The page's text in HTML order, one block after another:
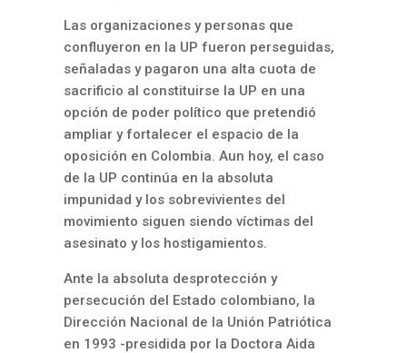
Las organizaciones y personas que
confluyeron en la UP fueron perseguidas,
señaladas y pagaron una alta cuota de
sacrificio al constituirse la UP en una
opción de poder político que pretendió
ampliar y fortalecer el espacio de la
oposición en Colombia. Aun hoy, el caso
de la UP continúa en la absoluta
impunidad y los sobrevivientes del
movimiento siguen siendo víctimas del
asesinato y los hostigamientos.
Ante la absoluta desprotección y
persecución del Estado colombiano, la
Dirección Nacional de la Unión Patriótica
en 1993 -presidida por la Doctora Aida